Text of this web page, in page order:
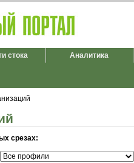
стока Аналитика
срезах: